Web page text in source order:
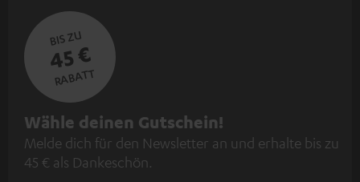
BIS ZU
45 €
RABATT
N
e
w
Wähle deinen Gutschein!
Melde dich für den Newsletter an und erhalte bis zu
45 € als Dankeschön.